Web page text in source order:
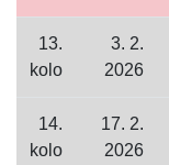
13.
kolo
3. 2.
2026
14.
kolo
17. 2.
2026